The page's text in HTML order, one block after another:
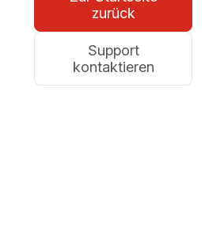
zurück
Support
kontaktieren